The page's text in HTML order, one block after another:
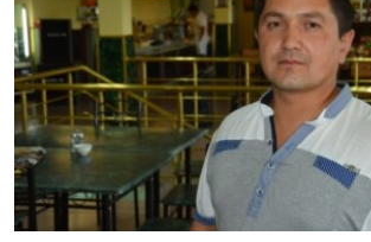
СОВЕТЫ ПРАВОЗАЩИТНИКОВ
ПРОПАВШИЕ БЕЗ ВЕСТИ
ПОБЕДИТЕЛЕЙ НЕ СУДЯТ?
КРЫМ.НЕПОКОРЕННЫЙ
УКРАИНСКАЯ ПРОБЛЕМА КРЫМА
Qırımtatar
ПРИСОЕДИНЯЙТЕСЬ!